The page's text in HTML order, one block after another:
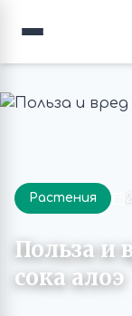
Растения
Польза и
сока алоэ